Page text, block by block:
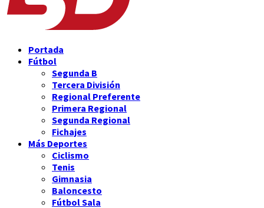
Portada
Fútbol
Segunda B
Tercera División
Regional Preferente
Primera Regional
Segunda Regional
Fichajes
Más Deportes
Ciclismo
Tenis
Gimnasia
Baloncesto
Fútbol Sala